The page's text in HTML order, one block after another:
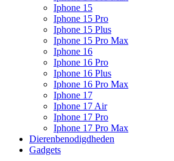
Iphone 15
Iphone 15 Pro
Iphone 15 Plus
Iphone 15 Pro Max
Iphone 16
Iphone 16 Pro
Iphone 16 Plus
Iphone 16 Pro Max
Iphone 17
Iphone 17 Air
Iphone 17 Pro
Iphone 17 Pro Max
Dierenbenodigdheden
Gadgets